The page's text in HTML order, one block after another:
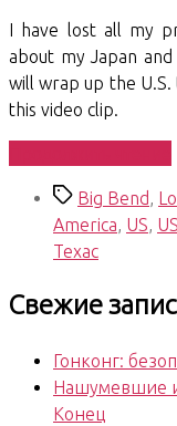
I have lost all my
about my Japan
will wrap up the
this video clip.
МеткиBig Bend
America US
Техас
Свежие
Гонконг:
Нашумевшие
Конец